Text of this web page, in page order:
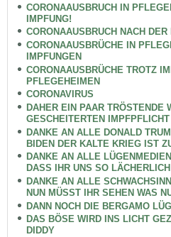
CORONAAUSBRUCH IN
IMPFUNG!
CORONAAUSBRUCH NACH
CORONAAUSBRÜCHE IN
IMPFUNGEN
CORONAAUSBRÜCHE TROTZ
PFLEGEHEIMEN
CORONAVIRUS
DAHER EIN PAAR TRÖSTENDE
GESCHEITERTEN
DANKE AN ALLE DONALD
BIDEN DER KALTE KRIEG IST
DANKE AN ALLE
DASS IHR UNS SO
DANKE AN ALLE
NUN MÜSST IHR SEHEN WAS
DANN NOCH DIE BERGAMO
DAS BÖSE WIRD INS LICHT
DIDDY